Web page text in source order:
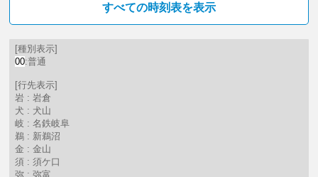
すべての時刻表を表示
[種別表示]
00:普通
[行先表示]
岩 : 岩倉
犬 : 犬山
岐 : 名鉄岐阜
鵜 : 新鵜沼
金 : 金山
須 : 須ケ口
弥 : 弥富